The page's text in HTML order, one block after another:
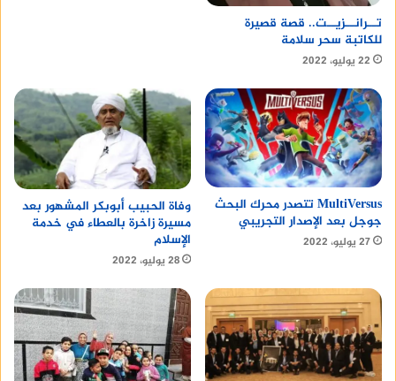
تــرانــزيــت.. قصة قصيرة
للكاتبة سحر سلامة
22 يوليو، 2022
MultiVersus تتصدر محرك البحث
جوجل بعد الإصدار التجريبي
27 يوليو، 2022
وفاة الحبيب أبوبكر المشهور بعد
مسيرة زاخرة بالعطاء في خدمة
الإسلام
28 يوليو، 2022